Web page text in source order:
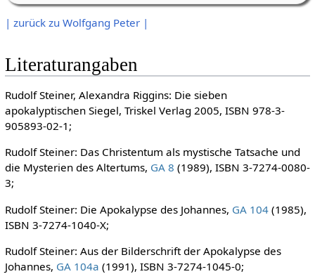
| zurück zu Wolfgang Peter |
Literaturangaben
Rudolf Steiner, Alexandra Riggins: Die sieben
apokalyptischen Siegel, Triskel Verlag 2005, ISBN 978-3-
905893-02-1;
Rudolf Steiner: Das Christentum als mystische Tatsache und
die Mysterien des Altertums, GA 8 (1989), ISBN 3-7274-0080-
3;
Rudolf Steiner: Die Apokalypse des Johannes, GA 104(1985),
ISBN 3-7274-1040-X;
Rudolf Steiner: Aus der Bilderschrift der Apokalypse des
Johannes, GA 104a (1991), ISBN 3-7274-1045-0;